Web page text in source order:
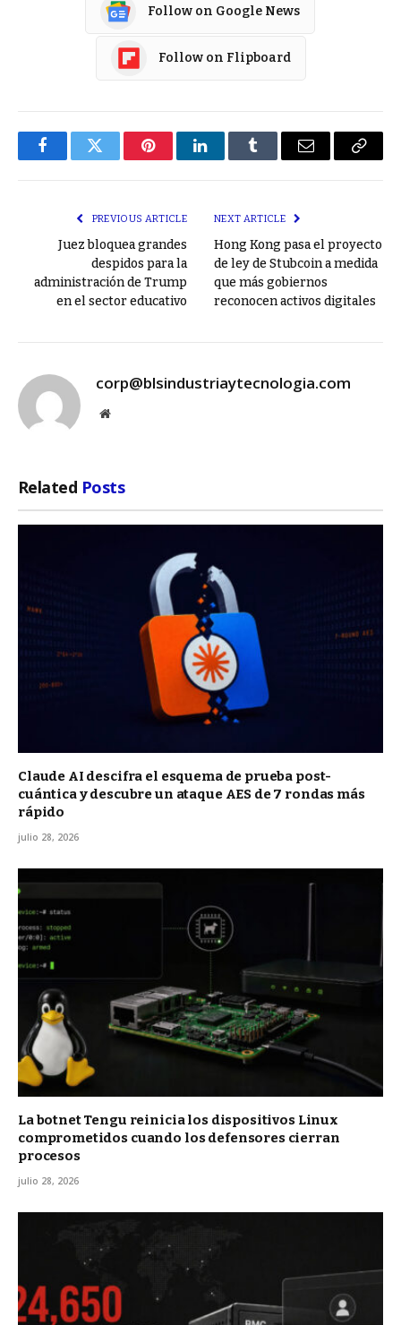
Follow on Google News
Follow on Flipboard
FacebookTwitter PinterestLinkedInTumblr Email
Copy
PREVIOUS ARTICLE
Juez bloquea grandes
despidos para la
administración de Trump
en el sector educativo
NEXT ARTICLE
Hong Kong pasa el proyecto
de ley de Stubcoin a medida
que más gobiernos
reconocen activos digitales
corp@blsindustriaytecnologia.com
Website
Related Posts
Claude AI descifra el esquema de prueba post-
cuántica y descubre un ataque AES de 7 rondas más
rápido
julio 28, 2026
La botnet Tengu reinicia los dispositivos Linux
comprometidos cuando los defensores cierran
procesos
julio 28, 2026